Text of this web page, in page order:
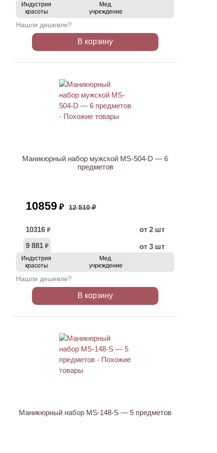
Индустрия
красоты
Мед.
учреждение
Нашли дешевле?
В корзину
Маникюрный набор мужской MS-504-D — 6
предметов
10859 ₽ 12 510 ₽
10316 ₽
от 2 шт
9 881 ₽ от 3 шт
Индустрия
красоты
Мед.
учреждение
Нашли дешевле?
В корзину
Маникюрный набор MS-148-S — 5 предметов